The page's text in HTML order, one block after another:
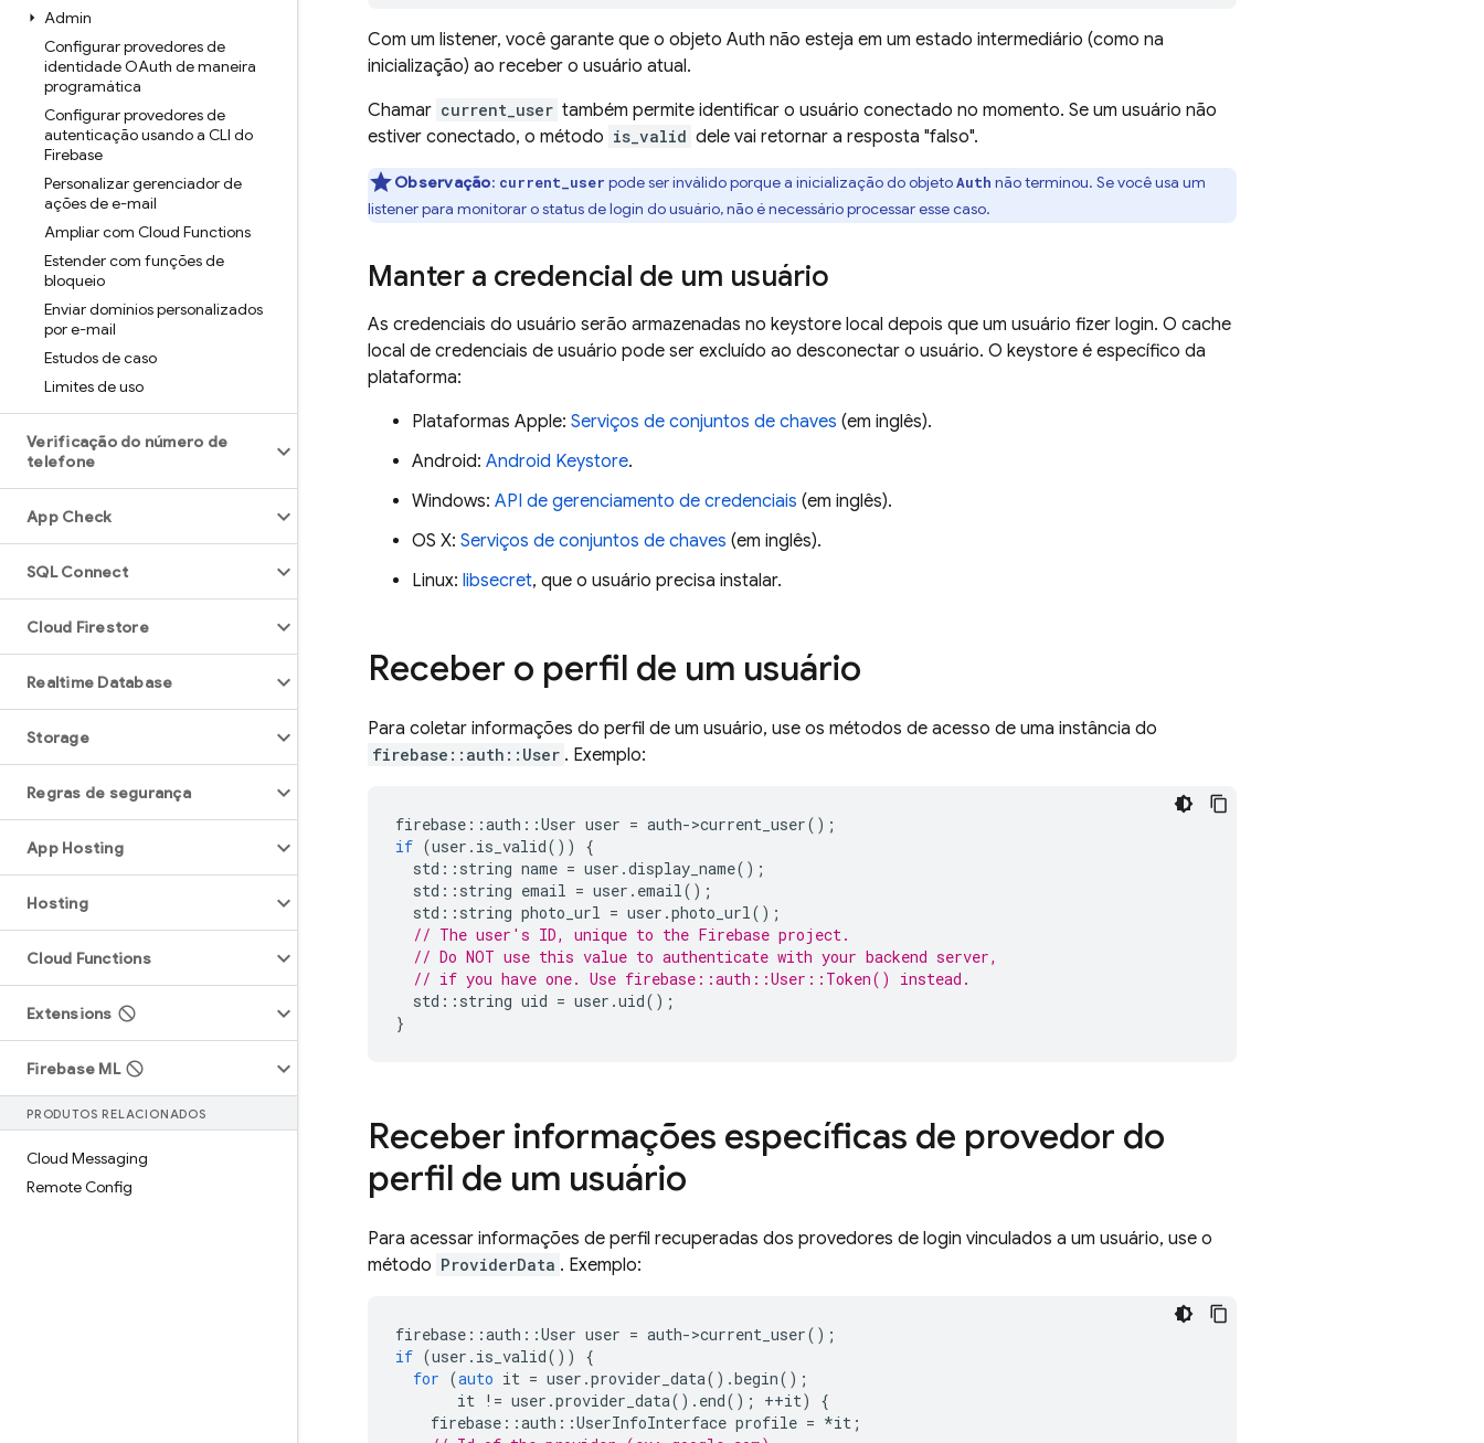
Admin
Configurar provedores de
identidade OAuth de maneira
programática
Configurar provedores de
autenticação usando a CLI do
Firebase
Personalizar gerenciador de
ações de e-mail
Ampliar com Cloud Functions
Estender com funções de
bloqueio
Enviar domínios personalizados
por e-mail
Estudos de caso
Limites de uso
Verificação do número de
telefone
App Check
SQL Connect
Cloud Firestore
Realtime Database
Storage
Regras de segurança
App Hosting
Hosting
Cloud Functions
Extensions
Firebase ML
PRODUTOS RELACIONADOS
Cloud Messaging
Remote Config
Com um listener, você garante que o objeto Auth não esteja em um estado intermediário (como na
inicialização) ao receber o usuário atual.
Chamar current_user também permite identificar o usuário conectado no momento. Se um usuário não
estiver conectado, o método is_valid dele vai retornar a resposta "falso".
Observação: current_user pode ser inválido porque a inicialização do objetoAuth não terminou. Se você usa um
listener para monitorar o status de login do usuário, não é necessário processar esse caso.
Manter a credencial de um usuário
As credenciais do usuário serão armazenadas no keystore local depois que um usuário fizer login. O cache
local de credenciais de usuário pode ser excluído ao desconectar o usuário. O keystore é específico da
plataforma:
Plataformas Apple: Serviços de conjuntos de chaves (em inglês).
Android: Android Keystore.
Windows: API de gerenciamento de credenciais (em inglês).
OS X: Serviços de conjuntos de chaves (em inglês).
Linux: libsecret, que o usuário precisa instalar.
Receber o perfil de um usuário
Para coletar informações do perfil de um usuário, use os métodos de acesso de uma instância do
firebase::auth::User . Exemplo:
firebase ::auth ::User user = auth->current_user();
if (user . is_valid())
{
std :: string name = user .display_name();
std :: string email = user . email();
std :: string photo_url = user .photo_url();
// The user's ID, unique to the Firebase project.
// Do NOT use this value to authenticate with your backend server,
// if you have one. Use firebase::auth::User::Token() instead.
std :: string uid = user .uid();
}
Receber informações específicas de provedor do
perfil de um usuário
Para acessar informações de perfil recuperadas dos provedores de login vinculados a um usuário, use o
método ProviderData . Exemplo:
firebase ::auth ::User user = auth->current_user();
if (user . is_valid())
{
for (auto it = user .provider_data().begin();
it != user .provider_data(). end(); ++it)
{
firebase ::auth ::UserInfoInterface profile = *it ;